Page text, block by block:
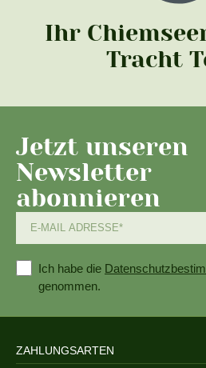
Ihr
Tracht
Jetzt unseren
Newsletter
abonnieren
Ich habe die
genommen.
ZAHLUNGSARTEN